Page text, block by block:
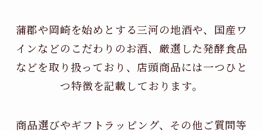
蒲郡や岡崎を始めとする三河の地酒や、国産ワ
インなどのこだわりのお酒、 厳選した発酵食品
などを取り扱っており、店頭商品には一つひと
つ特徴を記載しております。
商品選びやギフトラッピング、その他ご質問等